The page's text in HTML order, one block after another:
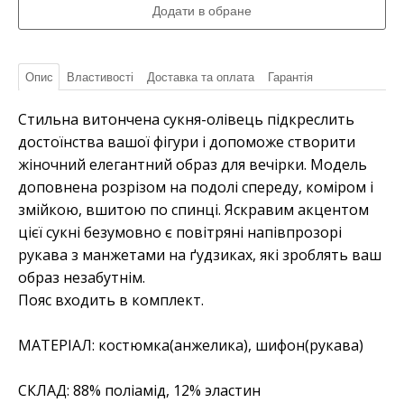
Опис Властивості Доставка та оплата Гарантія
Стильна витончена сукня-олівець підкреслить
достоїнства вашої фігури і допоможе створити
жіночний елегантний образ для вечірки. Модель
доповнена розрізом на подолі спереду, коміром і
змійкою, вшитою по спинці. Яскравим акцентом
цієї сукні безумовно є повітряні напівпрозорі
рукава з манжетами на ґудзиках, які зроблять ваш
образ незабутнім.
Пояс входить в комплект.
МАТЕРІАЛ: костюмка(анжелика), шифон(рукава)
СКЛАД: 88% поліамід, 12% эластин